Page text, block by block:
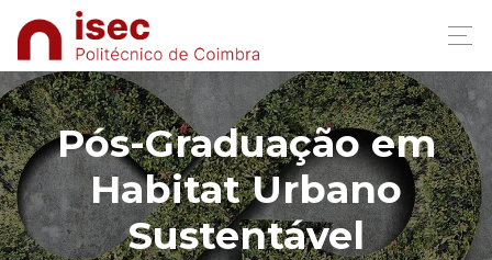
Pós-Graduação em
Habitat Urbano
Sustentável